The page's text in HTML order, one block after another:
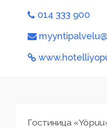
014 333 900
Гостиница